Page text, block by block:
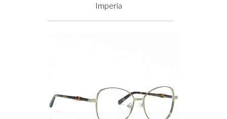
Imperia
Prix